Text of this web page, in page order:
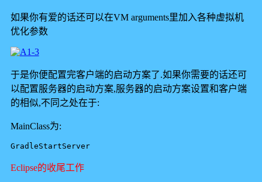
如果你有爱的话还可以在VM arguments里加入各种虚拟机
优化参数
于是你便配置完客户端的启动方案了.如果你需要的话还可
以配置服务器的启动方案,服务器的启动方案设置和客户端
的相似,不同之处在于:
MainClass为:
GradleStartServer
Eclipse的收尾工作